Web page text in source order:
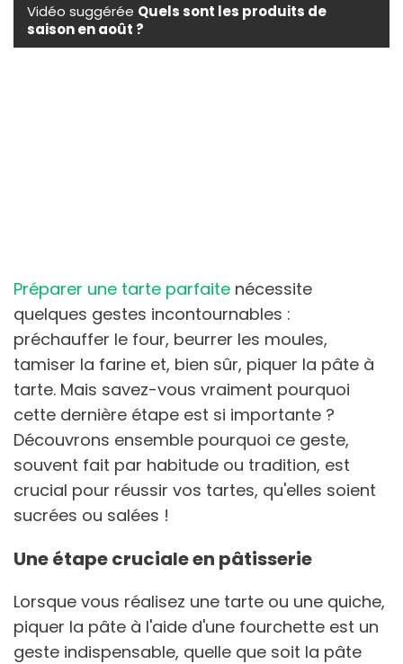
Vidéo suggérée Quels sont les produits de
saison en août ?
Préparer une tarte parfaite nécessite
quelques gestes incontournables :
préchauffer le four, beurrer les moules,
tamiser la farine et, bien sûr, piquer la pâte à
tarte. Mais savez-vous vraiment pourquoi
cette dernière étape est si importante ?
Découvrons ensemble pourquoi ce geste,
souvent fait par habitude ou tradition, est
crucial pour réussir vos tartes, qu'elles soient
sucrées ou salées !
Une étape cruciale en pâtisserie
Lorsque vous réalisez une tarte ou une quiche,
piquer la pâte à l'aide d'une fourchette est un
geste indispensable, quelle que soit la pâte